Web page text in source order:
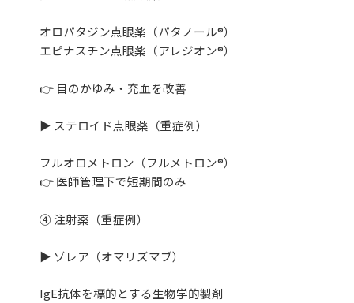
オロパタジン点眼薬（パタノール®）
エピナスチン点眼薬（アレジオン®）
👉 目のかゆみ・充血を改善
▶ ステロイド点眼薬（重症例）
フルオロメトロン（フルメトロン®）
👉 医師管理下で短期間のみ
④ 注射薬（重症例）
▶ ゾレア（オマリズマブ）
IgE抗体を標的とする生物学的製剤